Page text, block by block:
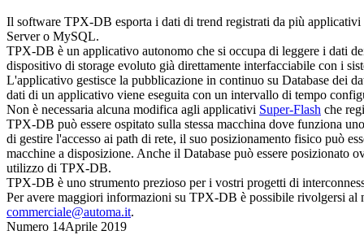
Il software TPX-DB esporta i dati di trend registrati da più applicativi
Server o MySQL.
TPX-DB è un applicativo autonomo che si occupa di leggere i dati
dispositivo di storage evoluto già direttamente interfacciabile con i
L'applicativo gestisce la pubblicazione in continuo su Database dei
dati di un applicativo viene eseguita con un intervallo di tempo
Non è necessaria alcuna modifica agli applicativi Super-Flash che
TPX-DB può essere ospitato sulla stessa macchina dove funziona
di gestire l'accesso ai path di rete, il suo posizionamento fisico può
macchine a disposizione. Anche il Database può essere posizionato
utilizzo di TPX-DB.
TPX-DB è uno strumento prezioso per i vostri progetti di
Per avere maggiori informazioni su TPX-DB è possibile rivolgersi al
commerciale@automa.it.
Numero 14Aprile 2019